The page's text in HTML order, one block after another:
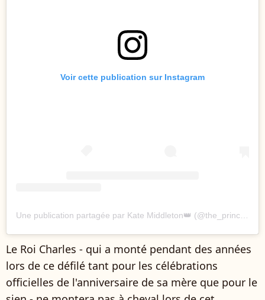
Voir cette publication sur Instagram
Une publication partagée par Kate Middleton👑 (@the_princess__of_wales)
Le Roi Charles - qui a monté pendant des années
lors de ce défilé tant pour les célébrations
officielles de l'anniversaire de sa mère que pour le